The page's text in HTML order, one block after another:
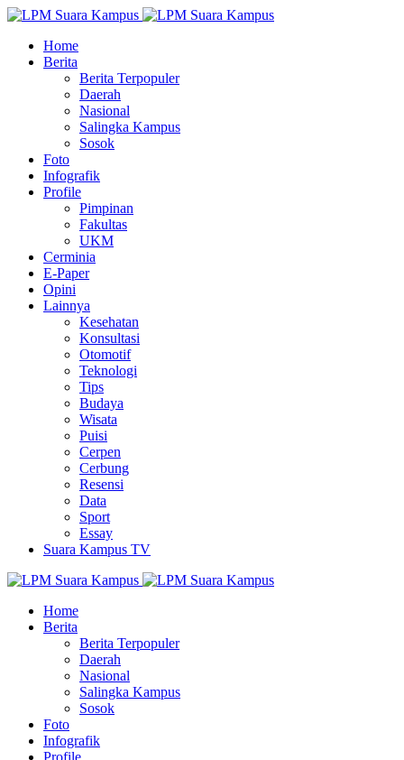
Home
Berita
Berita Terpopuler
Daerah
Nasional
Salingka Kampus
Sosok
Foto
Infografik
Profile
Pimpinan
Fakultas
UKM
Cerminia
E-Paper
Opini
Lainnya
Kesehatan
Konsultasi
Otomotif
Teknologi
Tips
Budaya
Wisata
Puisi
Cerpen
Cerbung
Resensi
Data
Sport
Essay
Suara Kampus TV
Home
Berita
Berita Terpopuler
Daerah
Nasional
Salingka Kampus
Sosok
Foto
Infografik
Profile